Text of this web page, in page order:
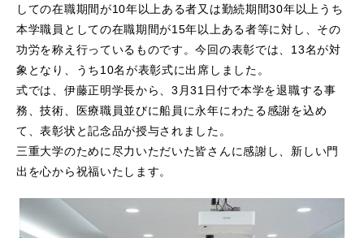
しての在職期間が10年以上ある者又は勤続期間30年以上うち
本学職員としての在職期間が15年以上ある者等に対し、その
功労を称え行っているものです。今回の表彰では、13名が対
象となり、うち10名が表彰式に出席しました。
式では、伊藤正明学長から、3月31日付で本学を退職する事
務、技術、医療職員並びに船員に永年にわたる感謝を込め
て、表彰状と記念品が授与されました。
三重大学のために尽力いただいた皆さんに感謝し、新しい門
出を心から祝福いたします。